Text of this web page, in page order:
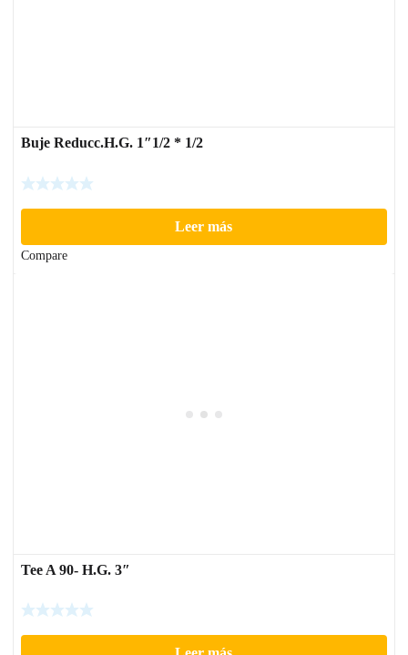
Buje Reducc.H.G. 1″1/2 * 1/2
Leer más
Compare
Tee A 90- H.G. 3″